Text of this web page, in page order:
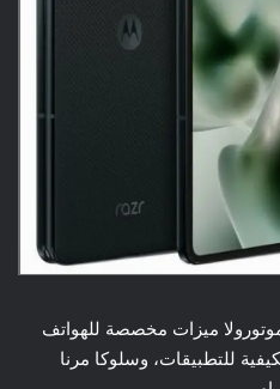
ميزات مخصصة للهواتف
للتطبيقات، وسلوكا مرنا